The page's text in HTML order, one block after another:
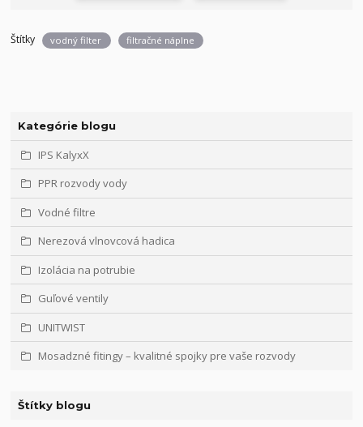
Kategórie blogu
IPS KalyxX
PPR rozvody vody
Vodné filtre
Nerezová vlnovcová hadica
Izolácia na potrubie
Guľové ventily
UNITWIST
Mosadzné fitingy – kvalitné spojky pre vaše rozvody
Štítky blogu
Štítky vodný filter filtračné náplne